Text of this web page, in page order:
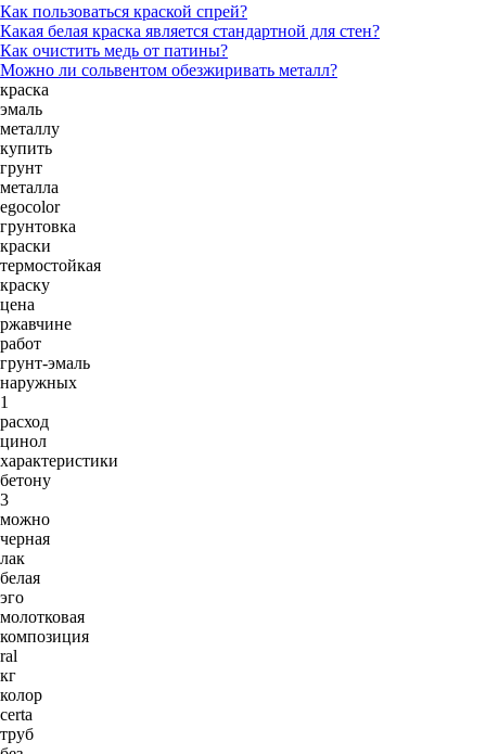
Как пользоваться краской спрей?
Какая белая краска является стандартной для стен?
Как очистить медь от патины?
Можно ли сольвентом обезжиривать металл?
краска
эмаль
металлу
купить
грунт
металла
egocolor
грунтовка
краски
термостойкая
краску
цена
ржавчине
работ
грунт-эмаль
наружных
1
расход
цинол
характеристики
бетону
3
можно
черная
лак
белая
эго
молотковая
композиция
ral
кг
колор
certa
труб